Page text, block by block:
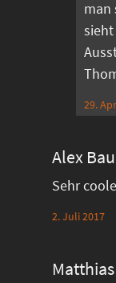
man
29.
Alex
Sehr
2. Juli 2017
Matthias